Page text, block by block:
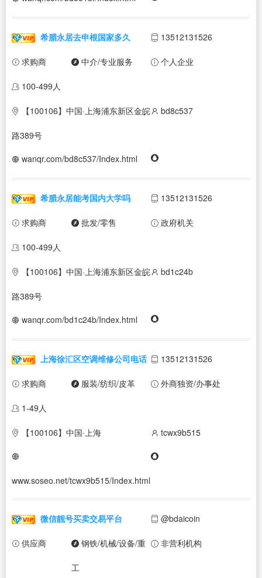
希腊永居去申根国家多久 13512131526
求购商 中介/专业服务 个人企业
100-499人
【100106】中国·上海浦东新区金皖
路389号
bd8c537
wanqr.com/bd8c537/Index.html
希腊永居能考国内大学吗 13512131526
求购商 批发/零售 政府机关
100-499人
【100106】中国·上海浦东新区金皖
路389号
bd1c24b
wanqr.com/bd1c24b/Index.html
上海徐汇区空调维修公司电话 13512131526
求购商 服装/纺织/皮革 外商独资/办事处
1-49人
【100106】中国·上海 tcwx9b515
www.soseo.net/tcwx9b515/Index.html
微信靓号买卖交易平台 @bdaicoin
供应商 钢铁/机械/设备/重
工
非营利机构